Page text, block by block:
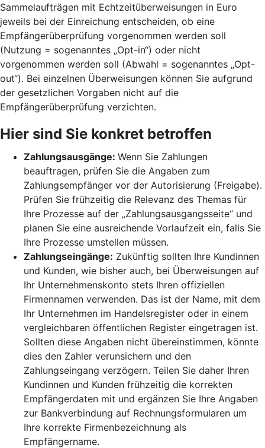
Sammelaufträgen mit Echtzeitüberweisungen in Euro
jeweils bei der Einreichung entscheiden, ob eine
Empfängerüberprüfung vorgenommen werden soll
(Nutzung = sogenanntes „Opt-in“) oder nicht
vorgenommen werden soll (Abwahl = sogenanntes „Opt-
out“). Bei einzelnen Überweisungen können Sie aufgrund
der gesetzlichen Vorgaben nicht auf die
Empfängerüberprüfung verzichten.
Hier sind Sie konkret betroffen
Zahlungsausgänge: Wenn Sie Zahlungen
beauftragen, prüfen Sie die Angaben zum
Zahlungsempfänger vor der Autorisierung (Freigabe).
Prüfen Sie frühzeitig die Relevanz des Themas für
Ihre Prozesse auf der „Zahlungsausgangsseite“ und
planen Sie eine ausreichende Vorlaufzeit ein, falls Sie
Ihre Prozesse umstellen müssen.
Zahlungseingänge: Zukünftig sollten Ihre Kundinnen
und Kunden, wie bisher auch, bei Überweisungen auf
Ihr Unternehmenskonto stets Ihren offiziellen
Firmennamen verwenden. Das ist der Name, mit dem
Ihr Unternehmen im Handelsregister oder in einem
vergleichbaren öffentlichen Register eingetragen ist.
Sollten diese Angaben nicht übereinstimmen, könnte
dies den Zahler verunsichern und den
Zahlungseingang verzögern. Teilen Sie daher Ihren
Kundinnen und Kunden frühzeitig die korrekten
Empfängerdaten mit und ergänzen Sie Ihre Angaben
zur Bankverbindung auf Rechnungsformularen um
Ihre korrekte Firmenbezeichnung als
Empfängername.